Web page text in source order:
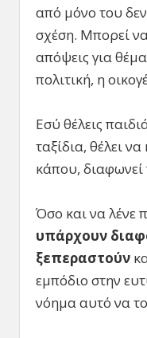
από μόνο του δεν
σχέση. Μπορεί να
απόψεις για
πολιτική, η
Εσύ θέλεις
ταξίδια, θέλει να
κάπου,
Όσο και να λένε
υπάρχουν
ξεπεραστούν
εμπόδιο στην
νόημα αυτό να